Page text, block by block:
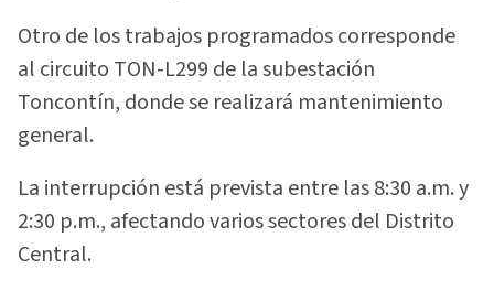
Otro de los trabajos programados corresponde
al circuito TON-L299 de la subestación
Toncontín, donde se realizará mantenimiento
general.
La interrupción está prevista entre las 8:30 a.m. y
2:30 p.m., afectando varios sectores del Distrito
Central.